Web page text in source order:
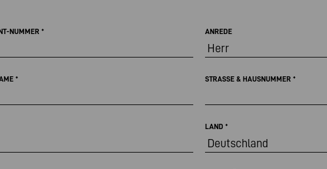
NUMMER * ANREDE
* STRASSE & HAUSNUMMER*
LAND*